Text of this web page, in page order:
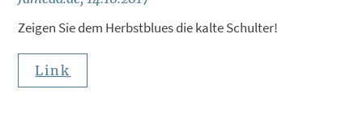
Zeigen Sie dem Herbstblues die kalte Schulter!
Link